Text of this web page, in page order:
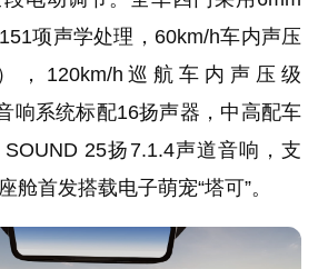
项声学处理，60km/h车内声压
，120km/h巡航车内声压级
响系统标配16扬声器，中高配车
25扬7.1.4声道音响，支
舱首发搭载电子萌宠“塔可”。